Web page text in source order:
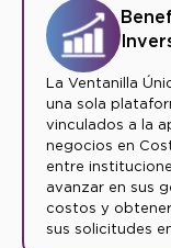
La Ventanilla
una sola
vinculados a la
negocios en
entre
avanzar en sus
costos y
sus solicitudes